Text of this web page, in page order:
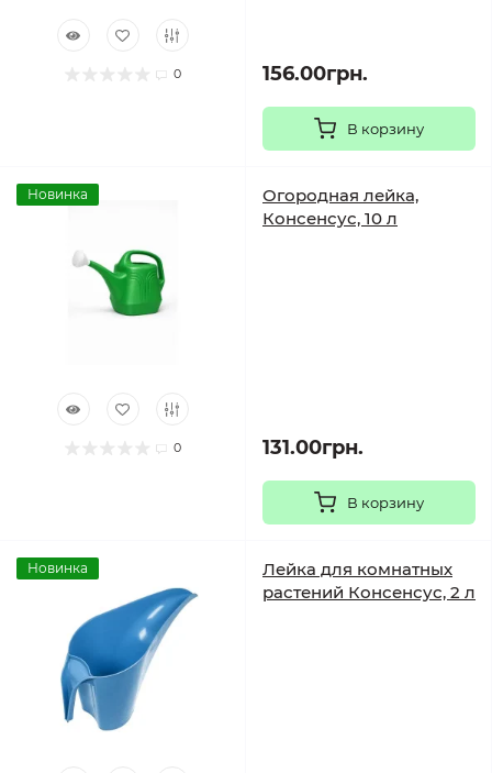
0 156.00грн.
В корзину
Новинка
0
Огородная лейка,
Консенсус, 10 л
131.00грн.
В корзину
Новинка
Лейка для комнатных
растений Консенсус, 2 л